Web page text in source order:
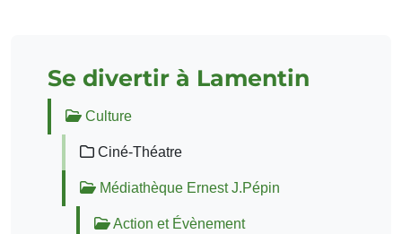
Se divertir à Lamentin
Culture
Ciné-Théatre
Médiathèque Ernest J.Pépin
Action et Évènement